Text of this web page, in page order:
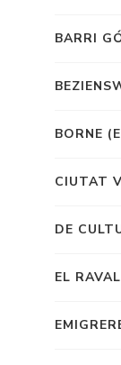
BARRI
BORNE
CIUTAT
DE
EL RAVAL